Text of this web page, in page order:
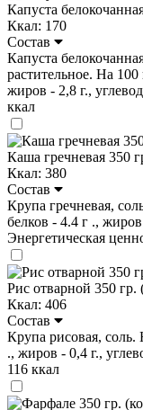
Капуста
Ккал: 170
Состав
Капуста
растительное. На
жиров - 2,8 г.,
ккал
Каша гречневая 350
Ккал: 380
Состав
Крупа гречневая,
белков - 4.4 г .,
Энергетическая
Рис отварной 350 гр.
Ккал: 406
Состав
Крупа рисовая, соль.
., жиров - 0,4 г.,
116 ккал